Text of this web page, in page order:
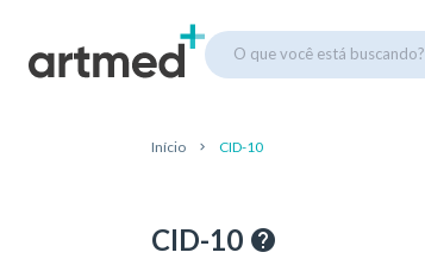
O que você está buscando?
Início CID-10
CID-10